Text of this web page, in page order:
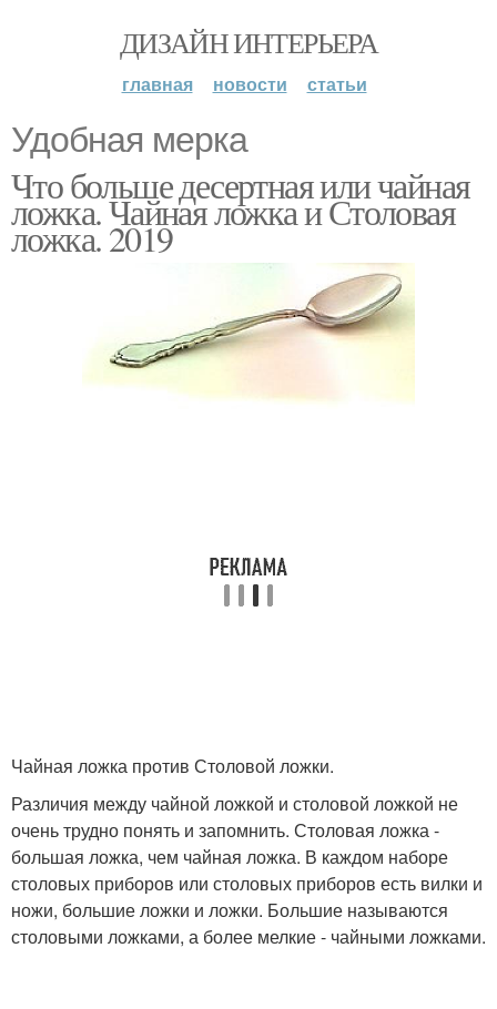
ДИЗАЙН ИНТЕРЬЕРА
главная новости статьи
Удобная мерка
Что больше десертная или чайная
ложка. Чайная ложка и Столовая
ложка. 2019
Чайная ложка против Столовой ложки.
Различия между чайной ложкой и столовой ложкой не
очень трудно понять и запомнить. Столовая ложка -
большая ложка, чем чайная ложка. В каждом наборе
столовых приборов или столовых приборов есть вилки и
ножи, большие ложки и ложки. Большие называются
столовыми ложками, а более мелкие - чайными ложками.